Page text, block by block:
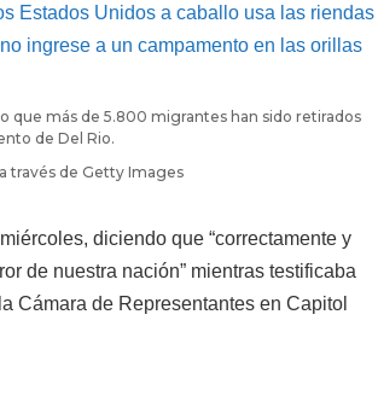
que más de 5.800 migrantes han sido retirados
de Del Rio.
través de Getty Images
diciendo que “correctamente y
de nuestra nación” mientras testificaba
Cámara de Representantes en Capitol